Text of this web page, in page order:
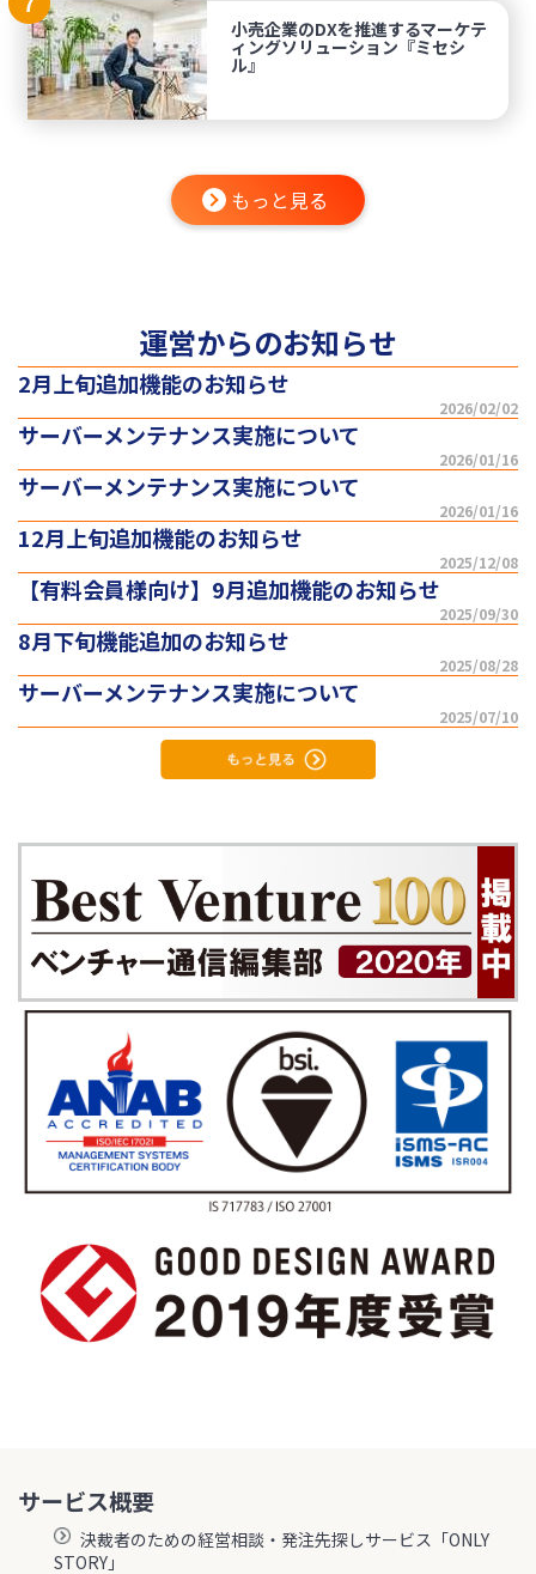
小売企業のDXを推進するマーケテ
ィングソリューション『ミセシ
ル』
もっと見る
運営からのお知らせ
2月上旬追加機能のお知らせ
2026/02/02
サーバーメンテナンス実施について
2026/01/16
サーバーメンテナンス実施について
2026/01/16
12月上旬追加機能のお知らせ
2025/12/08
【有料会員様向け】9月追加機能のお知らせ
2025/09/30
8月下旬機能追加のお知らせ
2025/08/28
サーバーメンテナンス実施について
2025/07/10
サービス概要
決裁者のための経営相談・発注先探しサービス「ONLY
STORY」